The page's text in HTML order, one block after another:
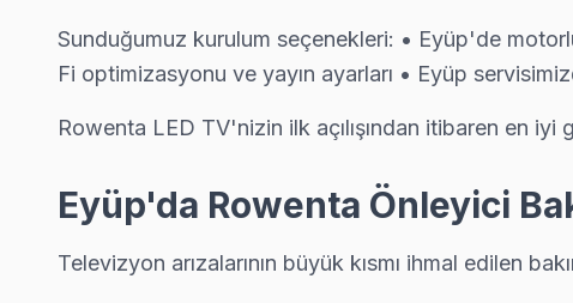
Işıklar Rowenta Servis
İslambey Rowenta Servis
İslambey Rowenta Anakart Tamiri →
Sunduğumuz kurulum seçenekleri: • Eyüp'de
Fi optimizasyonu ve yayın ayarları • Eyüp
Rowenta LED TV'nizin ilk açılışından itibaren en
Eyüp'da Rowenta Önleyici
Televizyon arızalarının büyük kısmı ihmal edilen